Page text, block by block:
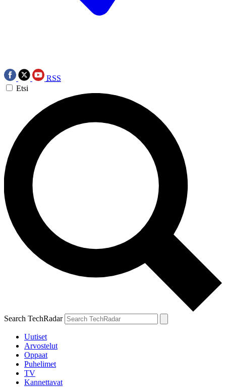
RSS
Etsi
Search TechRadar
Uutiset
Arvostelut
Oppaat
Puhelimet
TV
Kannettavat